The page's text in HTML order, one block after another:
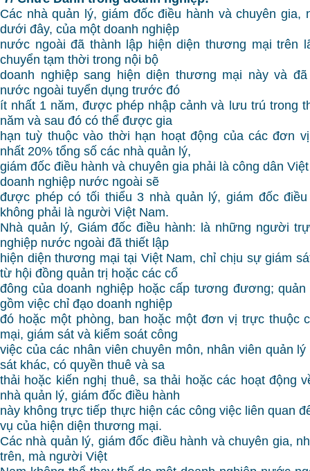
Các nhà quản lý, giám đốc điều hành và chuyên
dưới đây, của một doanh nghiệp
nước ngoài đã thành lập hiện diện thương mại trên
chuyển tạm thời trong nội bộ
doanh nghiệp sang hiện diện thương mại này và
nước ngoài tuyển dụng trước đó
ít nhất 1 năm, được phép nhập cảnh và lưu trú trong
năm và sau đó có thể được gia
hạn tuỳ thuộc vào thời hạn hoạt động của các đơn
nhất 20% tổng số các nhà quản lý,
giám đốc điều hành và chuyên gia phải là công dân
doanh nghiệp nước ngoài sẽ
được phép có tối thiểu 3 nhà quản lý, giám đốc
không phải là người Việt Nam.
Nhà quản lý, Giám đốc điều hành: là những người
nghiệp nước ngoài đã thiết lập
hiện diện thương mại tại Việt Nam, chỉ chịu sự giám
từ hội đồng quản trị hoặc các cổ
đông của doanh nghiệp hoặc cấp tương đương;
gồm việc chỉ đạo doanh nghiệp
đó hoặc một phòng, ban hoặc một đơn vị trực thuộc
mại, giám sát và kiểm soát công
việc của các nhân viên chuyên môn, nhân viên quản
sát khác, có quyền thuê và sa
thải hoặc kiến nghị thuê, sa thải hoặc các hoạt động
nhà quản lý, giám đốc điều hành
này không trực tiếp thực hiện các công việc liên quan
vụ của hiện diện thương mại.
Các nhà quản lý, giám đốc điều hành và chuyên gia,
trên, mà người Việt